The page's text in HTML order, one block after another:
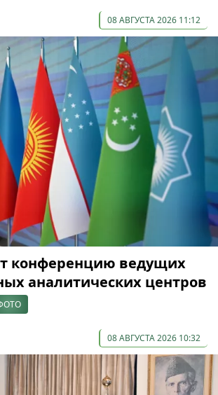
08 АВГУСТА 2026 11:12
конференцию ведущих
аналитических центров
08 АВГУСТА 2026 10:32